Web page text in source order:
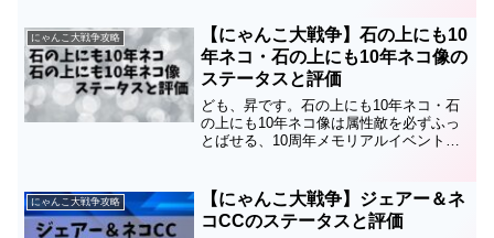
ているので、育成の順番や編成、キャッ
ツアイを使うかどうかの...
にゃんこ大戦争攻略
【にゃんこ大戦争】石の上にも10
年ネコ・石の上にも10年ネコ像の
ステータスと評価
ども、昇です。石の上にも10年ネコ・石
の上にも10年ネコ像は属性敵を必ずふっ
とばせる、10周年メモリアルイベントガ
ているので、育成の順番や編成、キャッ
ツアイを使うかど...
にゃんこ大戦争攻略
【にゃんこ大戦争】ジェアー＆ネ
コCCのステータスと評価